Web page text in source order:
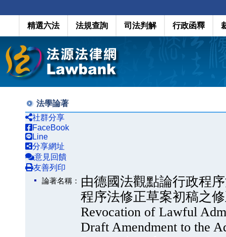
精選六法 法規查詢 司法判解 行政函釋
法學論著
社群分享
FaceBook
Line
分享網址
意見回饋
友善列印
論著名稱：
由德國法觀點論行政程
程序法修正草案初稿之修
Revocation of Lawful
Draft Amendment to the